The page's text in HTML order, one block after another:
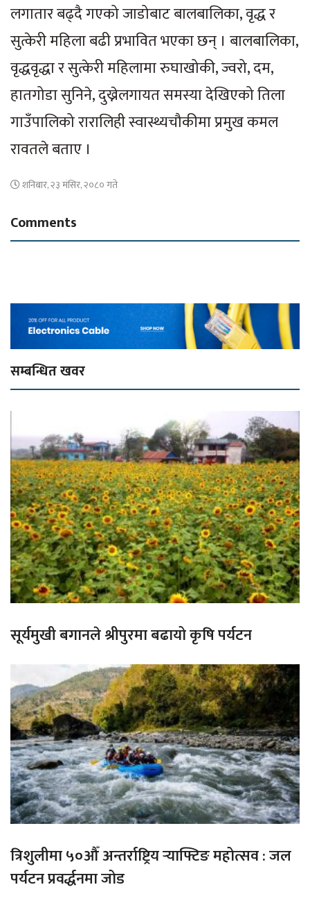
लगातार बढ्दै गएको जाडोबाट बालबालिका, वृद्ध र
सुत्केरी महिला बढी प्रभावित भएका छन् । बालबालिका,
वृद्धवृद्धा र सुत्केरी महिलामा रुघाखोकी, ज्वरो, दम,
हातगोडा सुनिने, दुख्नेलगायत समस्या देखिएको तिला
गाउँपालिको रारालिही स्वास्थ्यचौकीमा प्रमुख कमल
रावतले बताए ।
शनिबार, २३ मंसिर, २०८० गते
Comments
सम्बन्धित खवर
सूर्यमुखी बगानले श्रीपुरमा बढायो कृषि पर्यटन
त्रिशुलीमा ५०औँ अन्तर्राष्ट्रिय र्‍याफ्टिङ महोत्सव : जल
पर्यटन प्रवर्द्धनमा जोड